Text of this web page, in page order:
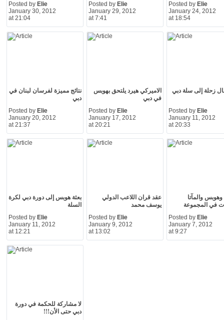
Posted by Elie
January 30, 2012
at 21:04
Posted by Elie
January 29, 2012
at 7:41
Posted by Elie
January 24, 2012
at 18:54
نتائج مميزة لفرسان لبنان في
دبي
Posted by Elie
January 20, 2012
at 21:37
الاميركي هيرد يلتحق بهوبس
في دبي
Posted by Elie
January 17, 2012
at 20:21
زحلة إلى سلة دبي
Posted by Elie
January 11, 2012
at 20:33
بعثة هوبس إلى دورة دبي لكرة
السلة
Posted by Elie
January 11, 2012
at 12:21
عقد قران اللاعب الدولي
يوسف محمد
Posted by Elie
January 9, 2012
at 13:02
والمآتا
في المجموعة
Posted by Elie
January 7, 2012
at 9:27
لا مشاركة للحكمة في دورة
دبي حتى الأن!!!